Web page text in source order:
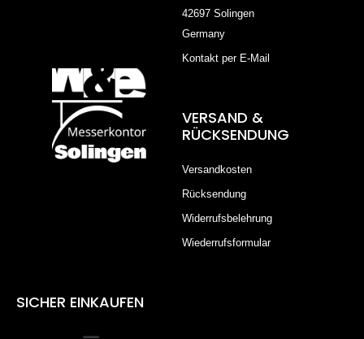
42697 Solingen
Germany
Kontakt per E-Mail
VERSAND &
RÜCKSENDUNG
Versandkosten
Rücksendung
Widerrufsbelehrung
Wiederrufsformular
SICHER EINKAUFEN